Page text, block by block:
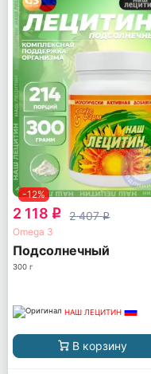
-12%
2 118 q 2 407q
Omega 3
Подсолнечный
300 г
НАШ ЛЕЦИТИН
В корзину